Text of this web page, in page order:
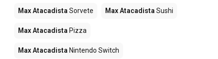
Max Atacadista Sorvete Max Atacadista Sushi
Max Atacadista Pizza
Max Atacadista Nintendo Switch